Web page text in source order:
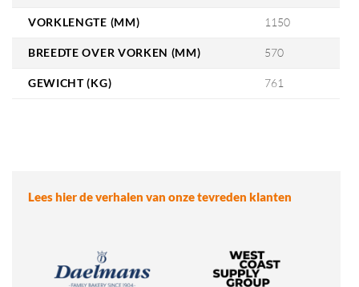
VORKLENGTE (MM) 1150
BREEDTE OVER VORKEN (MM) 570
GEWICHT (KG) 761
Lees hier de verhalen van onze tevreden klanten